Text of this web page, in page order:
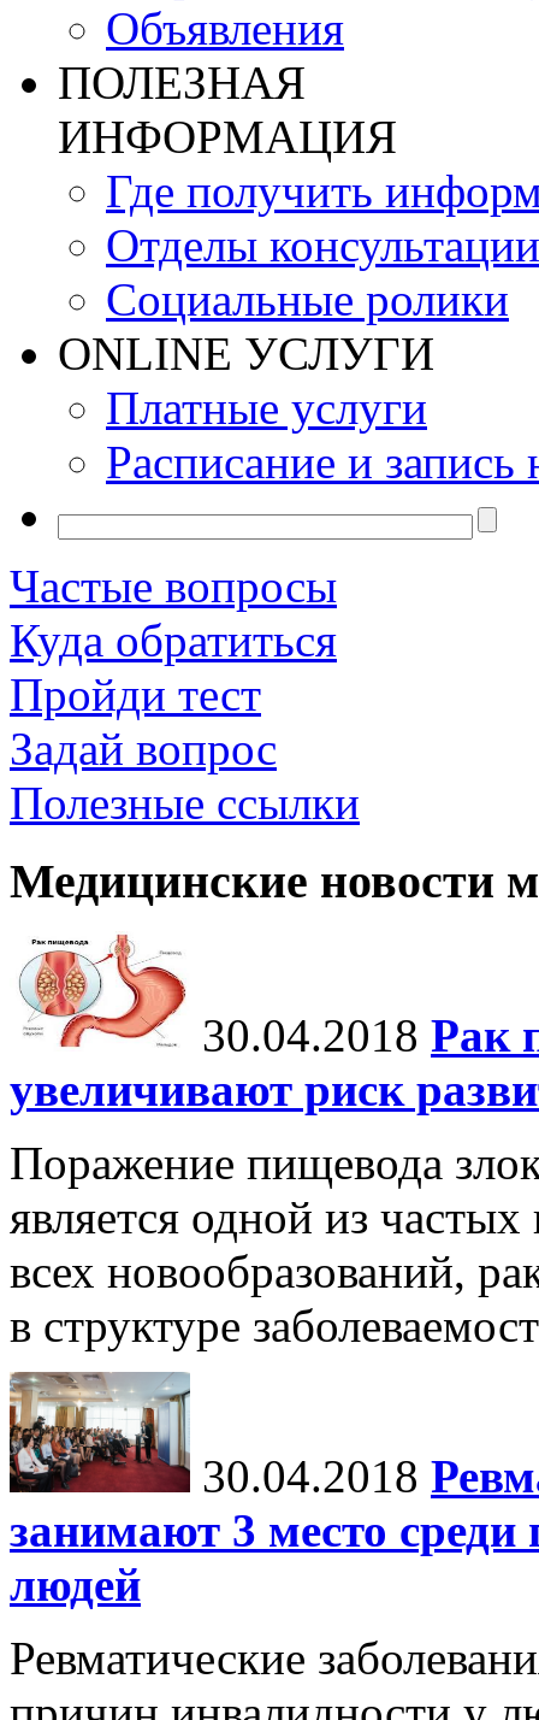
Объявления
ПОЛЕЗНАЯ
ИНФОРМАЦИЯ
Где получить
Отделы консультации
Социальные ролики
ONLINE УСЛУГИ
Платные услуги
Расписание и запись
Частые вопросы
Куда обратиться
Пройди тест
Задай вопрос
Полезные ссылки
Медицинские новости
30.04.2018 Рак
увеличивают риск
Поражение пищевода
является одной из
всех новообразований,
в структуре
30.04.2018
занимают 3 место
людей
Ревматические